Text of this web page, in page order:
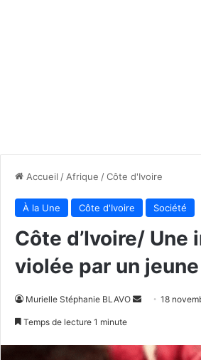
Accueil / Afrique /Côte d'Ivoire
À la Une Côte d'Ivoire Société
Côte d’Ivoire/
violée par un
Murielle Stéphanie BLAVO
Envoyer
18
Temps de lecture 1 minute